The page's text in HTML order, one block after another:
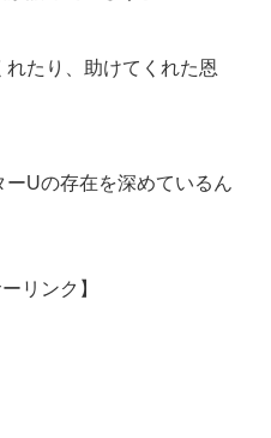
たり、助けてくれた恩
Uの存在を深めているん
リンク】